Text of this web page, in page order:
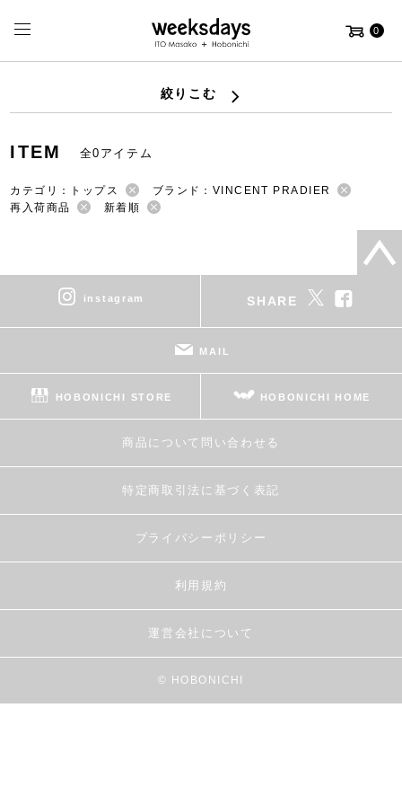
0
絞りこむ
ITEM 全0アイテム
カテゴリ：トップス
ブランド：VINCENT PRADIER
再入荷商品
新着順
instagram SHARE
MAIL
HOBONICHI STORE HOBONICHI HOME
商品について問い合わせる
特定商取引法に基づく表記
プライバシーポリシー
利用規約
運営会社について
© HOBONICHI